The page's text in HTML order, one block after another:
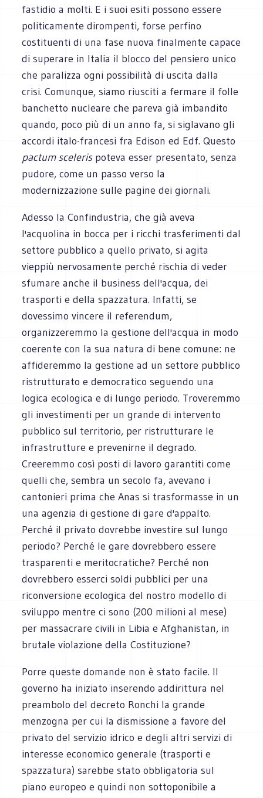
fastidio a molti. E i suoi esiti possono essere
politicamente dirompenti, forse perfino
costituenti di una fase nuova finalmente capace
di superare in Italia il blocco del pensiero unico
che paralizza ogni possibilità di uscita dalla
crisi. Comunque, siamo riusciti a fermare il folle
banchetto nucleare che pareva già imbandito
quando, poco più di un anno fa, si siglavano gli
accordi italo-francesi fra Edison ed Edf. Questo
pactum scelerispoteva esser presentato, senza
pudore, come un passo verso la
modernizzazione sulle pagine dei giornali.
Adesso la Confindustria, che già aveva
l'acquolina in bocca per i ricchi trasferimenti dal
settore pubblico a quello privato, si agita
vieppiù nervosamente perché rischia di veder
sfumare anche il business dell'acqua, dei
trasporti e della spazzatura. Infatti, se
dovessimo vincere il referendum,
organizzeremmo la gestione dell'acqua in modo
coerente con la sua natura di bene comune: ne
affideremmo la gestione ad un settore pubblico
ristrutturato e democratico seguendo una
logica ecologica e di lungo periodo. Troveremmo
gli investimenti per un grande di intervento
pubblico sul territorio, per ristrutturare le
infrastrutture e prevenirne il degrado.
Creeremmo così posti di lavoro garantiti come
quelli che, sembra un secolo fa, avevano i
cantonieri prima che Anas si trasformasse in un
una agenzia di gestione di gare d'appalto.
Perché il privato dovrebbe investire sul lungo
periodo? Perché le gare dovrebbero essere
trasparenti e meritocratiche? Perché non
dovrebbero esserci soldi pubblici per una
riconversione ecologica del nostro modello di
sviluppo mentre ci sono (200 milioni al mese)
per massacrare civili in Libia e Afghanistan, in
brutale violazione della Costituzione?
Porre queste domande non è stato facile. Il
governo ha iniziato inserendo addirittura nel
preambolo del decreto Ronchi la grande
menzogna per cui la dismissione a favore del
privato del servizio idrico e degli altri servizi di
interesse economico generale (trasporti e
spazzatura) sarebbe stato obbligatoria sul
piano europeo e quindi non sottoponibile a